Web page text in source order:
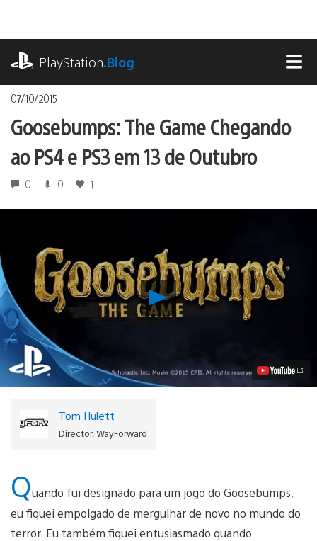
o
conteúdoPlayStation.Blog
07/10/2015
Goosebumps: The Game Chegando
ao PS4 e PS3 em 13 de Outubro
0 0 1
Reproduzir
Goosebumps:
The
PS4
e
Tom Hulett
Director, WayForward
Quando fui designado para um jogo do Goosebumps,
eu fiquei empolgado de mergulhar de novo no mundo do
terror. Eu também fiquei entusiasmado quando